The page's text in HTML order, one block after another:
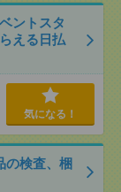
ントスタ
える日払
気になる！
の検査、梱